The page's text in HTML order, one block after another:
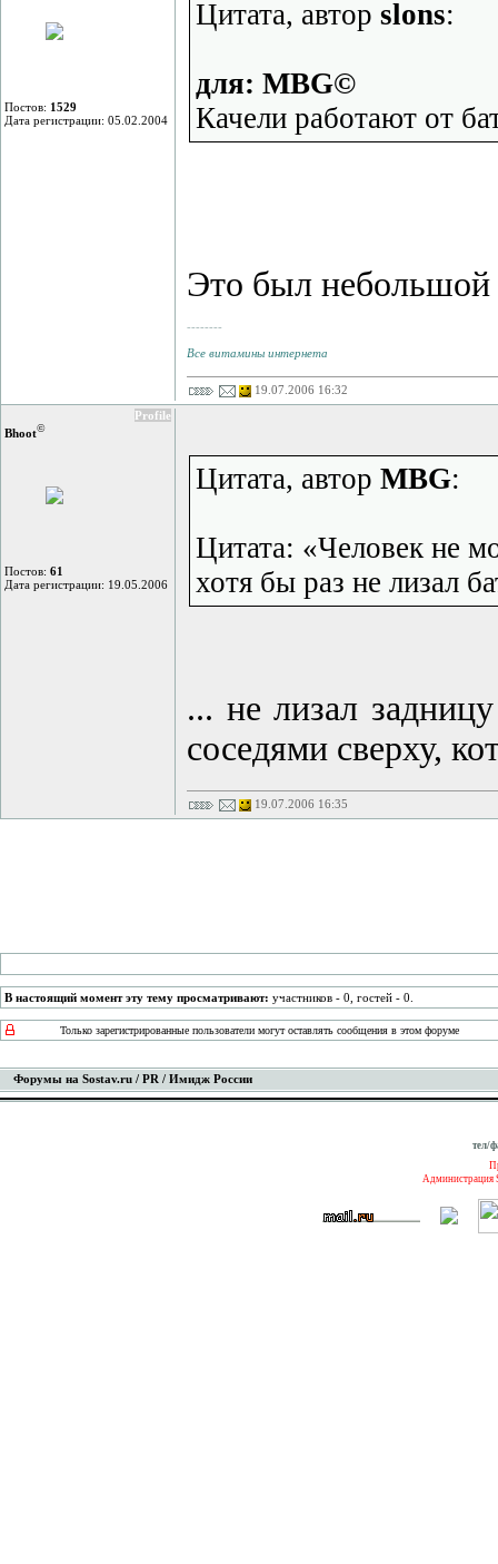
Постов: 1529
Дата регистрации: 05.02.2004
Цитата, автор slons:
для: MBG©
Качели работают от
Это был
--------
Все витамины интернета
19.07.2006 16:32
Profile
Bhoot©
Постов: 61
Дата регистрации: 19.05.2006
Цитата, автор MBG:
Цитата: «Человек не
хотя бы раз не лизал
... не лизал
соседями сверху,
19.07.2006 16:35
В настоящий момент эту тему просматривают: участников - 0, гостей - 0.
Только зарегистрированные пользователи могут оставлять сообщения в этом форуме
Форумы на Sostav.ru / PR / Имидж России
тел/
Администрация